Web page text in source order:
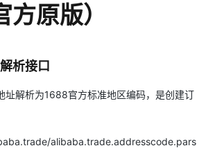
方原版）
析接口
址解析为1688官方标准地区编码，是创建订
alibaba.trade.addresscode.pars